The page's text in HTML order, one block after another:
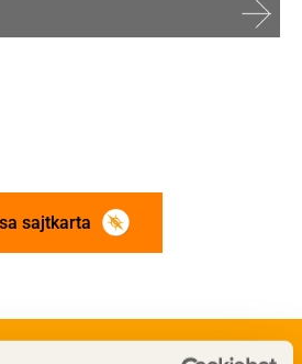
sajtkarta